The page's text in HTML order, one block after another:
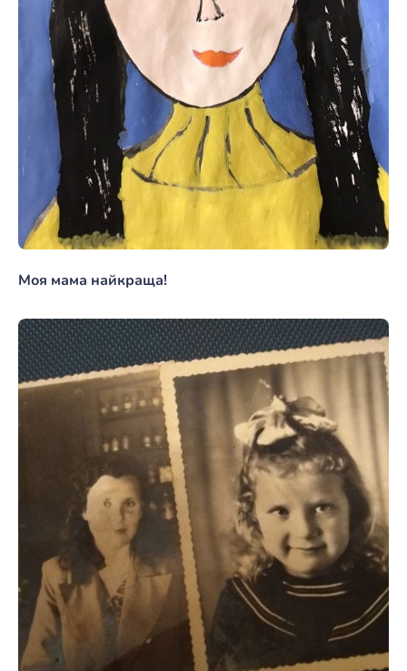
Моя мама найкраща!